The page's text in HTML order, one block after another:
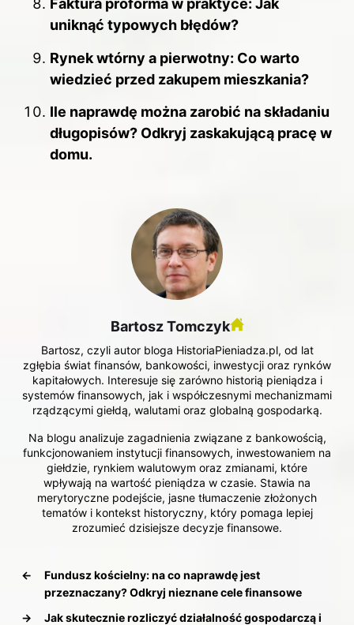
Faktura proforma w praktyce: Jak
uniknąć typowych błędów?
Rynek wtórny a pierwotny: Co warto
wiedzieć przed zakupem mieszkania?
Ile naprawdę można zarobić na składaniu
długopisów? Odkryj zaskakującą pracę w
domu.
Bartosz Tomczyk
Bartosz, czyli autor bloga HistoriaPieniadza.pl, od lat
zgłębia świat finansów, bankowości, inwestycji oraz rynków
kapitałowych. Interesuje się zarówno historią pieniądza i
systemów finansowych, jak i współczesnymi mechanizmami
rządzącymi giełdą, walutami oraz globalną gospodarką.
Na blogu analizuje zagadnienia związane z bankowością,
funkcjonowaniem instytucji finansowych, inwestowaniem na
giełdzie, rynkiem walutowym oraz zmianami, które
wpływają na wartość pieniądza w czasie. Stawia na
merytoryczne podejście, jasne tłumaczenie złożonych
tematów i kontekst historyczny, który pomaga lepiej
zrozumieć dzisiejsze decyzje finansowe.
←
Fundusz kościelny: na co naprawdę jest
przeznaczany? Odkryj nieznane cele finansowe
→
Jak skutecznie rozliczyć działalność gospodarczą i